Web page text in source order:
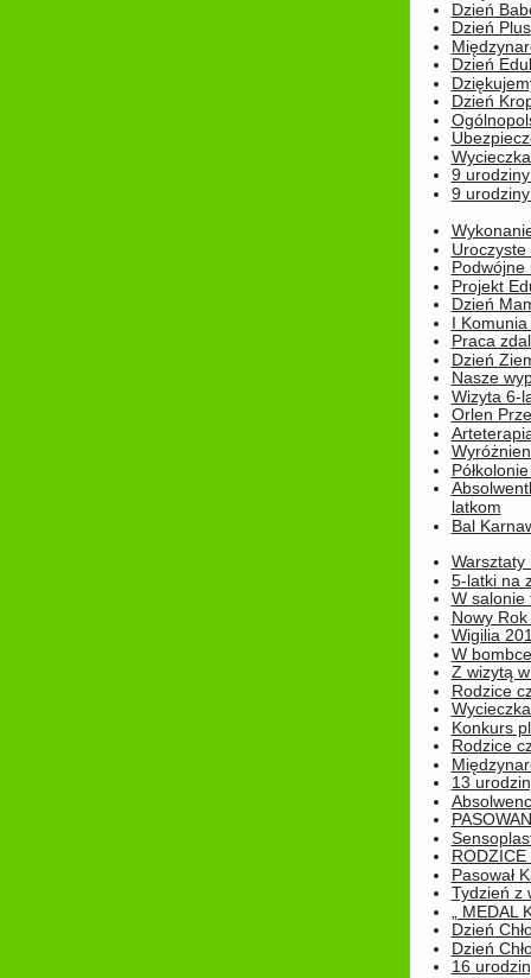
Dzień
Dzień
Dzień
Dzień
9
9
Podwójne
Projekt
Dzień
I
Praca
Dzień
Nasze
Wizyta 6-
Orlen
latkom
Bal
Warsztaty
5-latki na
W salonie
Nowy
Wigilia
W bombce
Z wizytą
Rodzice
Konkurs
Rodzice
13
Pasował
Tydzień z
„
Dzień
Dzień
16